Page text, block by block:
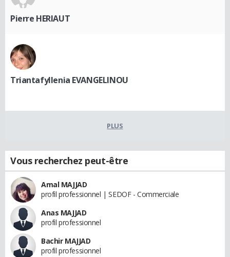
Pierre HERIAUT
Triantafyllenia EVANGELINOU
PLUS
Vous recherchez peut-être
Amal MAJJAD
profil professionnel | SEDOF - Commerciale
Anas MAJJAD
profil professionnel
Bachir MAJJAD
profil professionnel